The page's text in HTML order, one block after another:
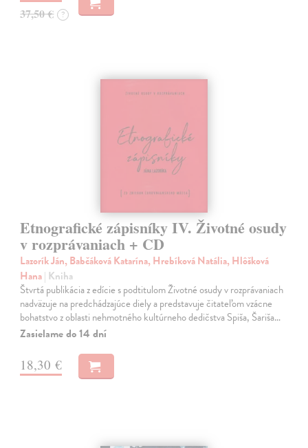
37,50 € ?
Etnografické zápisníky IV. Životné osudy
v rozprávaniach + CD
Lazorík Ján, Babčáková Katarína, Hrebíková Natália, Hlôšková
Hana| Kniha
Štvrtá publikácia z edície s podtitulom Životné osudy v rozprávaniach
nadväzuje na predchádzajúce diely a predstavuje čitateľom vzácne
bohatstvo z oblasti nehmotného kultúrneho dedičstva Spiša, Šariša…
Zasielame do 14 dní
18,30 €